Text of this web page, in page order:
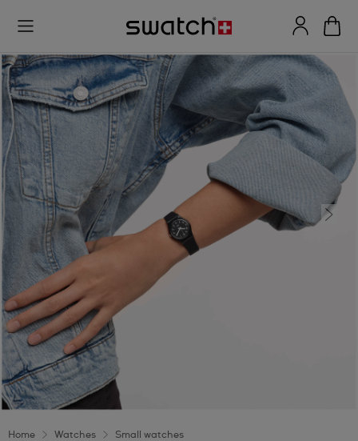
Home Watches Small watches